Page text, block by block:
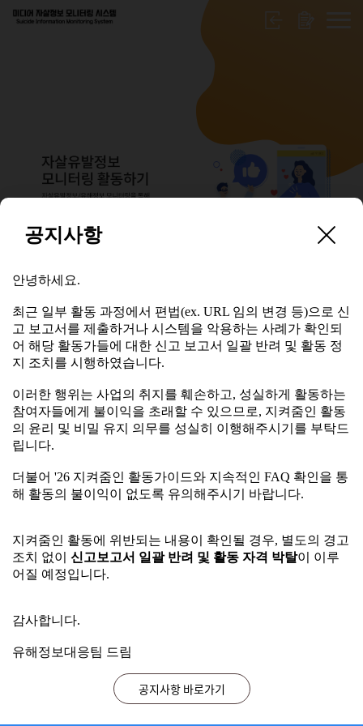
안녕하세요.
최근 일부 활동 과정에서 편법(ex. URL 임의 변경 등)으로 신
고 보고서를 제출하거나 시스템을 악용하는 사례가 확인되
어 해당 활동가들에 대한 신고 보고서 일괄 반려 및 활동 정
지 조치를 시행하였습니다.
이러한 행위는 사업의 취지를 훼손하고, 성실하게 활동하는
참여자들에게 불이익을 초래할 수 있으므로, 지켜줌인 활동
의 윤리 및 비밀 유지 의무를 성실히 이행해주시기를 부탁드
립니다.
더불어 '26 지켜줌인 활동가이드와 지속적인 FAQ 확인을 통
지켜줌인 활동에 위반되는 내용이 확인될 경우, 별도의 경고
조치 없이신고보고서 일괄 반려 및 활동 자격 박탈
감사합니다.
유해정보대응팀 드림
지켜줌인 활동 중 부정행위 적발 시 조치 안내
2026.07.29
★지켜줌인(人) 활동 시 지속적으로 FAQ 게시판을 확인해 주세요!
2026.03.23
시스템 오류 수정을 위한 SIMS 시스템 이용 일시중단 안내 ※ 26. 4. 15. (수) 18:00~18:10
2026.04.15
자주 묻는 질문(FAQ)
매체별 공식 URL 수집 방법 안내
디시인사이드 신고 유의사항 안내
지켜줌인 모니터링 사이트 안내
공지사항
안녕하세요.
최근 일부 활동 과정에서 편법(ex. URL 임의 변경 등)으로 신
고 보고서를 제출하거나 시스템을 악용하는 사례가 확인되
어 해당 활동가들에 대한 신고 보고서 일괄 반려 및 활동 정
지 조치를 시행하였습니다.
이러한 행위는 사업의 취지를 훼손하고, 성실하게 활동하는
참여자들에게 불이익을 초래할 수 있으므로, 지켜줌인 활동
의 윤리 및 비밀 유지 의무를 성실히 이행해주시기를 부탁드
립니다.
더불어 '26 지켜줌인 활동가이드와 지속적인 FAQ 확인을 통
해 활동의 불이익이 없도록 유의해주시기 바랍니다.
지켜줌인 활동에 위반되는 내용이 확인될 경우, 별도의 경고
조치 없이 신고보고서 일괄 반려 및 활동 자격 박탈이 이루
어질 예정입니다.
감사합니다.
유해정보대응팀 드림
공지사항 바로가기